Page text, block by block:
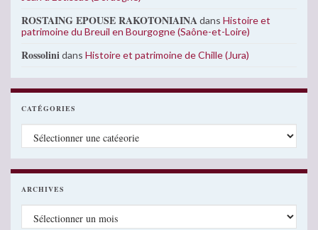
ROSTAING EPOUSE RAKOTONIAINAdans Histoire et
patrimoine du Breuil en Bourgogne (Saône-et-Loire)
Rossolinidans Histoire et patrimoine de Chille (Jura)
CATÉGORIES
Catégories
ARCHIVES
Archives